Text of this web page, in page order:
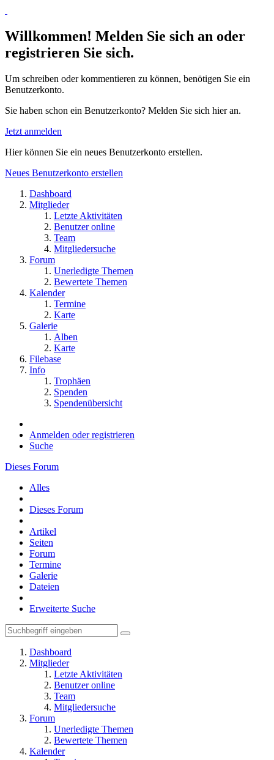
Willkommen! Melden Sie sich an oder
registrieren Sie sich.
Um schreiben oder kommentieren zu können, benötigen Sie ein
Benutzerkonto.
Sie haben schon ein Benutzerkonto? Melden Sie sich hier an.
Jetzt anmelden
Hier können Sie ein neues Benutzerkonto erstellen.
Neues Benutzerkonto erstellen
Dashboard
Mitglieder
Letzte Aktivitäten
Benutzer online
Team
Mitgliedersuche
Forum
Unerledigte Themen
Bewertete Themen
Kalender
Termine
Karte
Galerie
Alben
Karte
Filebase
Info
Trophäen
Spenden
Spendenübersicht
Anmelden oder registrieren
Suche
Dieses Forum
Alles
Dieses Forum
Artikel
Seiten
Forum
Termine
Galerie
Dateien
Erweiterte Suche
Dashboard
Mitglieder
Letzte Aktivitäten
Benutzer online
Team
Mitgliedersuche
Forum
Unerledigte Themen
Bewertete Themen
Kalender